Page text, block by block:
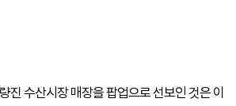
진 수산시장 매장을 팝업으로 선보인 것은 이